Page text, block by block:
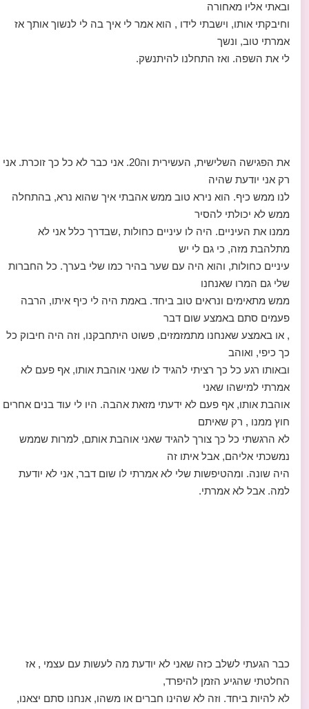
ובאתי אליו מאחורה
וחיבקתי אותו, וישבתי לידו , הוא אמר לי איך בה לי לנשוך אותך אז
אמרתי טוב, ונשך
לי את השפה. ואז התחלנו להיתנשק.
את הפגישה השלישית, העשירית וה20. אני כבר לא כל כך זוכרת. אני
רק אני יודעת שהיה
לנו ממש כיף. הוא נירא טוב ממש אהבתי איך שהוא נרא, בהתחלה
ממש לא יכולתי להסיר
ממנו את העיניים. היה לו עיניים כחולות ,שבדרך כלל אני לא
מתלהבת מזה, כי גם לי יש
עיניים כחולות, והוא היה עם שער בהיר כמו שלי בערך. כל החברות
שלי גם המרו שאנחנו
ממש מתאימים ונראים טוב ביחד. באמת היה לי כיף איתו, הרבה
פעמים סתם באמצע שום דבר
, או באמצע שאנחנו מתמזמזים, פשוט היתחבקנו, וזה היה חיבוק כל
כך כיפי, ואוהב
ובאותו רגע כל כך רציתי להגיד לו שאני אוהבת אותו, אף פעם לא
אמרתי למישהו שאני
אוהבת אותו, אף פעם לא ידעתי מזאת אהבה. היו לי עוד בנים אחרים
חוץ ממנו , רק שאיתם
לא הרגשתי כל כך צורך להגיד שאני אוהבת אותם, למרות שממש
נמשכתי אליהם, אבל איתו זה
היה שונה. ומהטיפשות שלי לא אמרתי לו שום דבר, אני לא יודעת
למה. אבל לא אמרתי.
כבר הגעתי לשלב כזה שאני לא יודעת מה לעשות עם עצמי , אז
החלטתי שהגיע הזמן להיפרד,
לא להיות ביחד. וזה לא שהינו חברים או משהו, אנחנו סתם יצאנו,